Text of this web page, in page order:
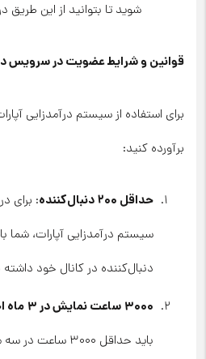
شوید تا بتوانید از این
قوانین و شرایط عضویت در سرویس
برای استفاده از سیستم درآمدزایی
برآورده کنید:
حداقل ۲۰۰ دنبال‌کننده
: برای
دنبال‌کننده در کانال خود
۳۰۰۰ ساعت نمایش در ۳ ماه اخیر
باید حداقل ۳۰۰۰